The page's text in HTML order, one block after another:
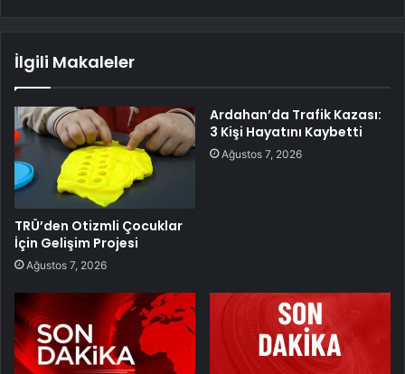
İlgili Makaleler
TRÜ’den Otizmli Çocuklar
İçin Gelişim Projesi
Ağustos 7, 2026
Ardahan’da Trafik Kazası:
3 Kişi Hayatını Kaybetti
Ağustos 7, 2026